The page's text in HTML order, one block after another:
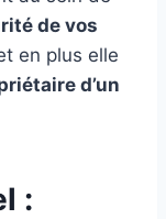
de vos
en plus elle
d’un
: